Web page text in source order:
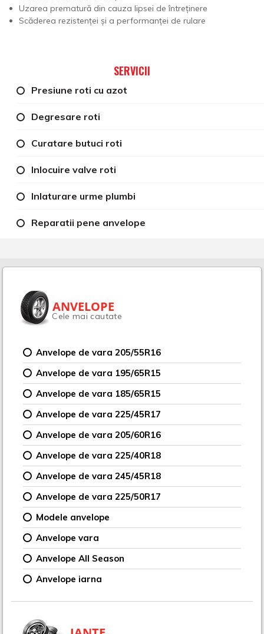
Uzarea prematură din cauza lipsei de întreținere
Scăderea rezistenței și a performanței de rulare
SERVICII
Presiune roti cu azot
Degresare roti
Curatare butuci roti
Inlocuire valve roti
Inlaturare urme plumbi
Reparatii pene anvelope
ANVELOPE
Cele mai cautate
Anvelope de vara 205/55R16
Anvelope de vara 195/65R15
Anvelope de vara 185/65R15
Anvelope de vara 225/45R17
Anvelope de vara 205/60R16
Anvelope de vara 225/40R18
Anvelope de vara 245/45R18
Anvelope de vara 225/50R17
Modele anvelope
Anvelope vara
Anvelope All Season
Anvelope iarna